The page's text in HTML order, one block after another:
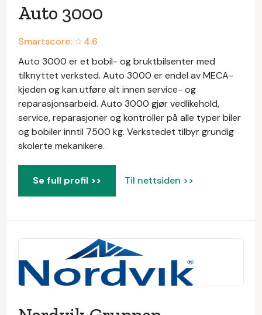
Auto 3000
Smartscore: ☆4.6
Auto 3000 er et bobil- og bruktbilsenter med
tilknyttet verksted. Auto 3000 er endel av MECA-
kjeden og kan utføre alt innen service- og
reparasjonsarbeid. Auto 3000 gjør vedlikehold,
service, reparasjoner og kontroller på alle typer biler
og bobiler inntil 7500 kg. Verkstedet tilbyr grundig
skolerte mekanikere.
Se full profil >> Til nettsiden >>